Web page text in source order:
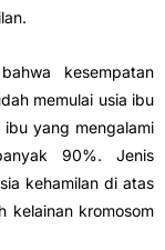
kesempatan
memulai usia ibu
yang mengalami
90%. Jenis
kehamilan di atas
kelainan kromosom